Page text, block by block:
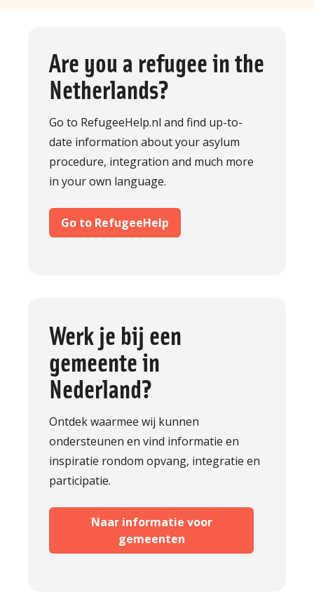
Are you a refugee in the
Netherlands?
Go to RefugeeHelp.nl and find up-to-
date information about your asylum
procedure, integration and much more
in your own language.
Go to RefugeeHelp
Werk je bij een
gemeente in
Nederland?
Ontdek waarmee wij kunnen
ondersteunen en vind informatie en
inspiratie rondom opvang, integratie en
participatie.
Naar informatie voor
gemeenten